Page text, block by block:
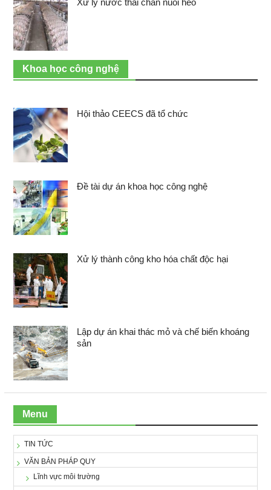
Khoa học công nghệ
Hội thảo CEECS đã tổ chức
Đề tài dự án khoa học công nghệ
Xử lý thành công kho hóa chất độc hại
Lập dự án khai thác mỏ và chế biến khoáng
sản
Menu
TIN TỨC
VĂN BẢN PHÁP QUY
Lĩnh vực môi trường